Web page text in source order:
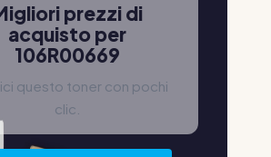
prezzi di
acquisto per
106R00669
questo toner con pochi
clic.